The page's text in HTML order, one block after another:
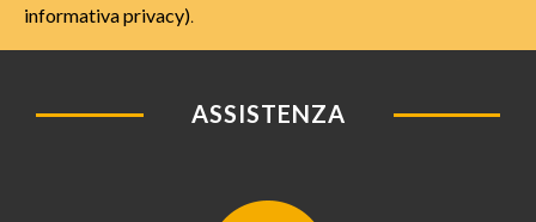
informativa privacy)
ASSISTENZA